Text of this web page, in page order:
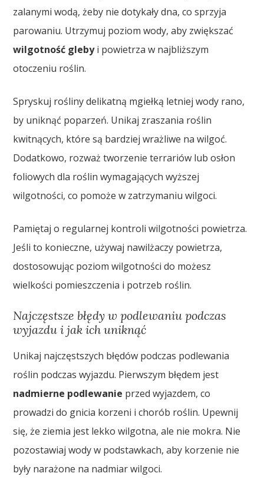
zalanymi wodą, żeby nie dotykały dna, co sprzyja
parowaniu. Utrzymuj poziom wody, aby zwiększać
wilgotność glebyi powietrza w najbliższym
otoczeniu roślin.
Spryskuj rośliny delikatną mgiełką letniej wody rano,
by uniknąć poparzeń. Unikaj zraszania roślin
kwitnących, które są bardziej wrażliwe na wilgoć.
Dodatkowo, rozważ tworzenie terrariów lub osłon
foliowych dla roślin wymagających wyższej
wilgotności, co pomoże w zatrzymaniu wilgoci.
Pamiętaj o regularnej kontroli wilgotności powietrza.
Jeśli to konieczne, używaj nawilżaczy powietrza,
dostosowując poziom wilgotności do możesz
wielkości pomieszczenia i potrzeb roślin.
Najczęstsze błędy w podlewaniu podczas
wyjazdu i jak ich uniknąć
Unikaj najczęstszych błędów podczas podlewania
roślin podczas wyjazdu. Pierwszym błędem jest
nadmierne podlewanie przed wyjazdem, co
prowadzi do gnicia korzeni i chorób roślin. Upewnij
się, że ziemia jest lekko wilgotna, ale nie mokra. Nie
pozostawiaj wody w podstawkach, aby korzenie nie
były narażone na nadmiar wilgoci.